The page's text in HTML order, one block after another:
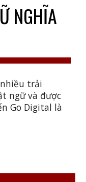
NGHĨA
trải
ngữ và được
Go Digital là